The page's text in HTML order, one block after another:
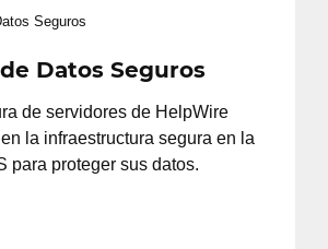
Datos Seguros
de servidores de HelpWire
la infraestructura segura en la
para proteger sus datos.